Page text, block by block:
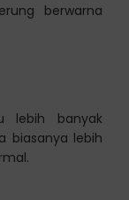
berwarna
lebih banyak
biasanya lebih